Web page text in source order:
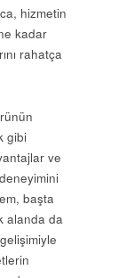
hizmetin
kadar
rahatça
gibi
ve
başta
alanda da